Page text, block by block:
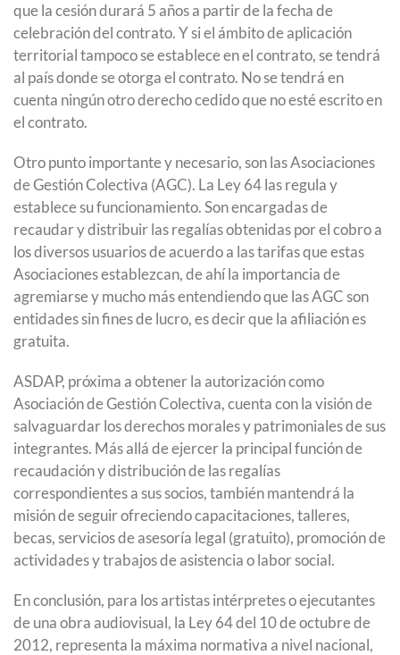
que la cesión durará 5 años a partir de la fecha de
celebración del contrato. Y si el ámbito de aplicación
territorial tampoco se establece en el contrato, se tendrá
al país donde se otorga el contrato. No se tendrá en
cuenta ningún otro derecho cedido que no esté escrito en
el contrato.
Otro punto importante y necesario, son las Asociaciones
de Gestión Colectiva (AGC). La Ley 64 las regula y
establece su funcionamiento. Son encargadas de
recaudar y distribuir las regalías obtenidas por el cobro a
los diversos usuarios de acuerdo a las tarifas que estas
Asociaciones establezcan, de ahí la importancia de
agremiarse y mucho más entendiendo que las AGC son
entidades sin fines de lucro, es decir que la afiliación es
gratuita.
ASDAP, próxima a obtener la autorización como
Asociación de Gestión Colectiva, cuenta con la visión de
salvaguardar los derechos morales y patrimoniales de sus
integrantes. Más allá de ejercer la principal función de
recaudación y distribución de las regalías
correspondientes a sus socios, también mantendrá la
misión de seguir ofreciendo capacitaciones, talleres,
becas, servicios de asesoría legal (gratuito), promoción de
actividades y trabajos de asistencia o labor social.
En conclusión, para los artistas intérpretes o ejecutantes
de una obra audiovisual, la Ley 64 del 10 de octubre de
2012, representa la máxima normativa a nivel nacional,